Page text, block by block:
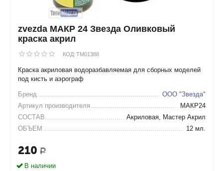
zvezda МАКР 24 Звезда Оливковый
краска акрил
КОД: TM01388
Краска акриловая водоразбавляемая для сборных моделей
под кисть и аэрограф
Бренд
ООО "Звезда"
Артикул производителя
МАКР24
СОСТАВ
Акриловая, Мастер Акрил
ОБЪЕМ
12 мл.
210 Р
В наличии